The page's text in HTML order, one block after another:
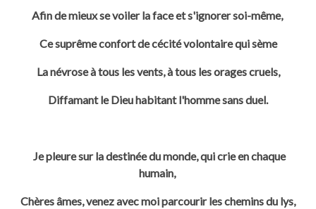
Afin de mieux se voiler la face et s'ignorer soi-même,
Ce suprême confort de cécité volontaire qui sème
La névrose à tous les vents, à tous les orages cruels,
Diffamant le Dieu habitant l'homme sans duel.
Je pleure sur la destinée du monde, qui crie en chaque
humain,
Chères âmes, venez avec moi parcourir les chemins du lys,